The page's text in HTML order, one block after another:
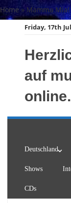
Skip
to
Home» Mamma Mia!
Friday, 17th
auf
Deutschland
Shows
CDs